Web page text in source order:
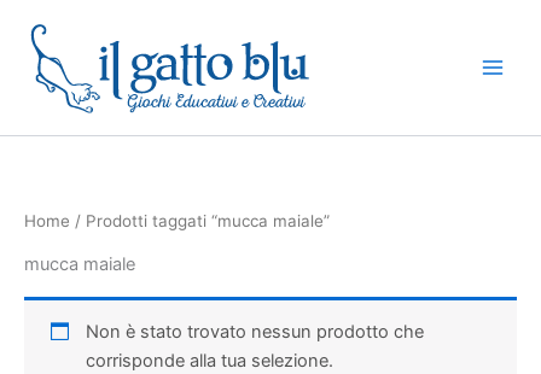
contenuto
Home / Prodotti taggati “mucca maiale”
mucca maiale
Non è stato trovato nessun prodotto che
corrisponde alla tua selezione.